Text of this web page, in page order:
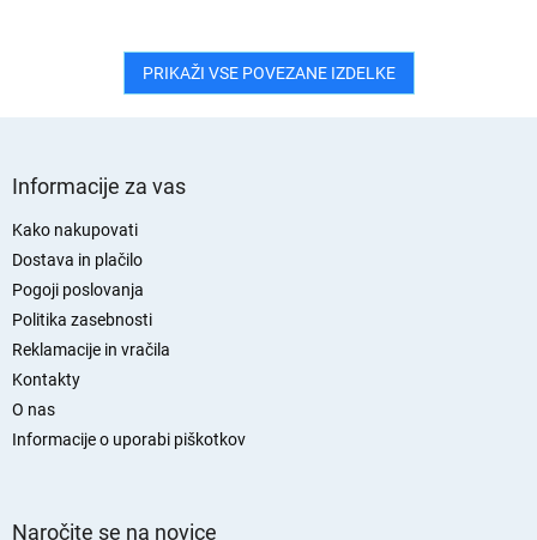
PRIKAŽI VSE POVEZANE IZDELKE
Informacije za vas
Kako nakupovati
Dostava in plačilo
Pogoji poslovanja
Politika zasebnosti
Reklamacije in vračila
Kontakty
O nas
Informacije o uporabi piškotkov
Naročite se na novice